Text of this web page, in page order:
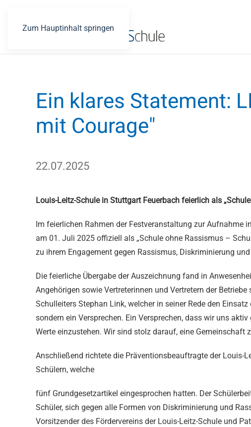
Zum Hauptinhalt springen
Ein klares Statement:
mit Courage"
22.07.2025
Louis-Leitz-Schule in Stuttgart Feuerbach feierlich als
Im feierlichen Rahmen der Festveranstaltung zur Aufnahme
am 01. Juli 2025 offiziell als „Schule ohne Rassismus –
zu ihrem Engagement gegen Rassismus, Diskriminierung
Die feierliche Übergabe der Auszeichnung fand in
Angehörigen sowie Vertreterinnen und Vertretern der
Schulleiters Stephan Link, welcher in seiner Rede den
sondern ein Versprechen. Ein Versprechen, dass wir uns
Werte einzustehen. Wir sind stolz darauf, eine Gemeinschaft
Anschließend richtete die Präventionsbeauftragte der Louis-
Schülern, welche
fünf Grundgesetzartikel eingesprochen hatten. Der
Schüler, sich gegen alle Formen von Diskriminierung und
Vorsitzender des Fördervereins der Louis-Leitz-Schule und